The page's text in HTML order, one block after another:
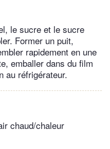
le sucre et le sucre
Former un puit,
rapidement en une
emballer dans du film
au réfrigérateur.
chaud/chaleur